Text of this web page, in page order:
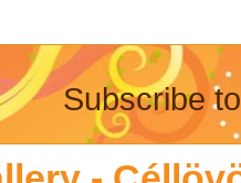
Subscribe